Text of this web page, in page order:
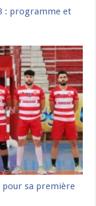
: programme et
pour sa première